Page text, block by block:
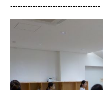
------------------------------------